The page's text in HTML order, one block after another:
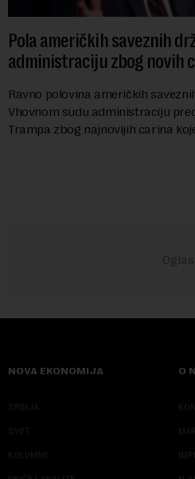
Pola američkih saveznih
administraciju zbog novih
Ravno polovina američkih
Vhovnom sudu administraciju
Trampa zbog najnovijih carina
NOVA EKONOMIJA
SRBIJA
SVET
KOLUMNE
O